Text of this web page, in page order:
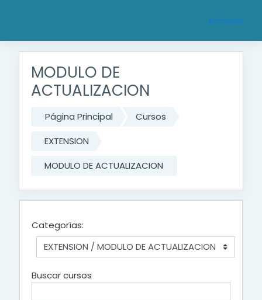
Acceder
MODULO DE
ACTUALIZACION
Página Principal
Cursos
EXTENSION
MODULO DE ACTUALIZACION
Categorías:
Buscar cursos